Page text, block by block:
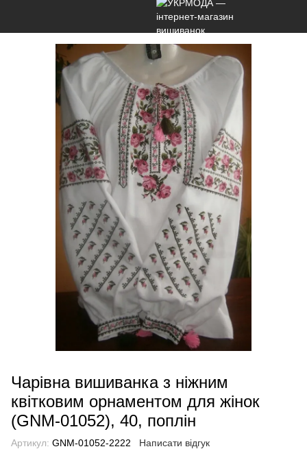
Чарівна вишиванка з ніжним
квітковим орнаментом для жінок
(GNM-01052), 40, поплін
Артикул: GNM-01052-2222 Написати відгук